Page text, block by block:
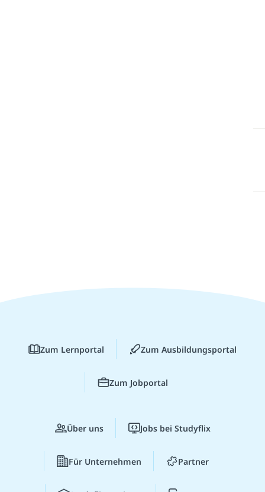
Zum Lernportal Zum Ausbildungsportal
Zum Jobportal
Über uns Jobs bei Studyflix
Für Unternehmen Partner